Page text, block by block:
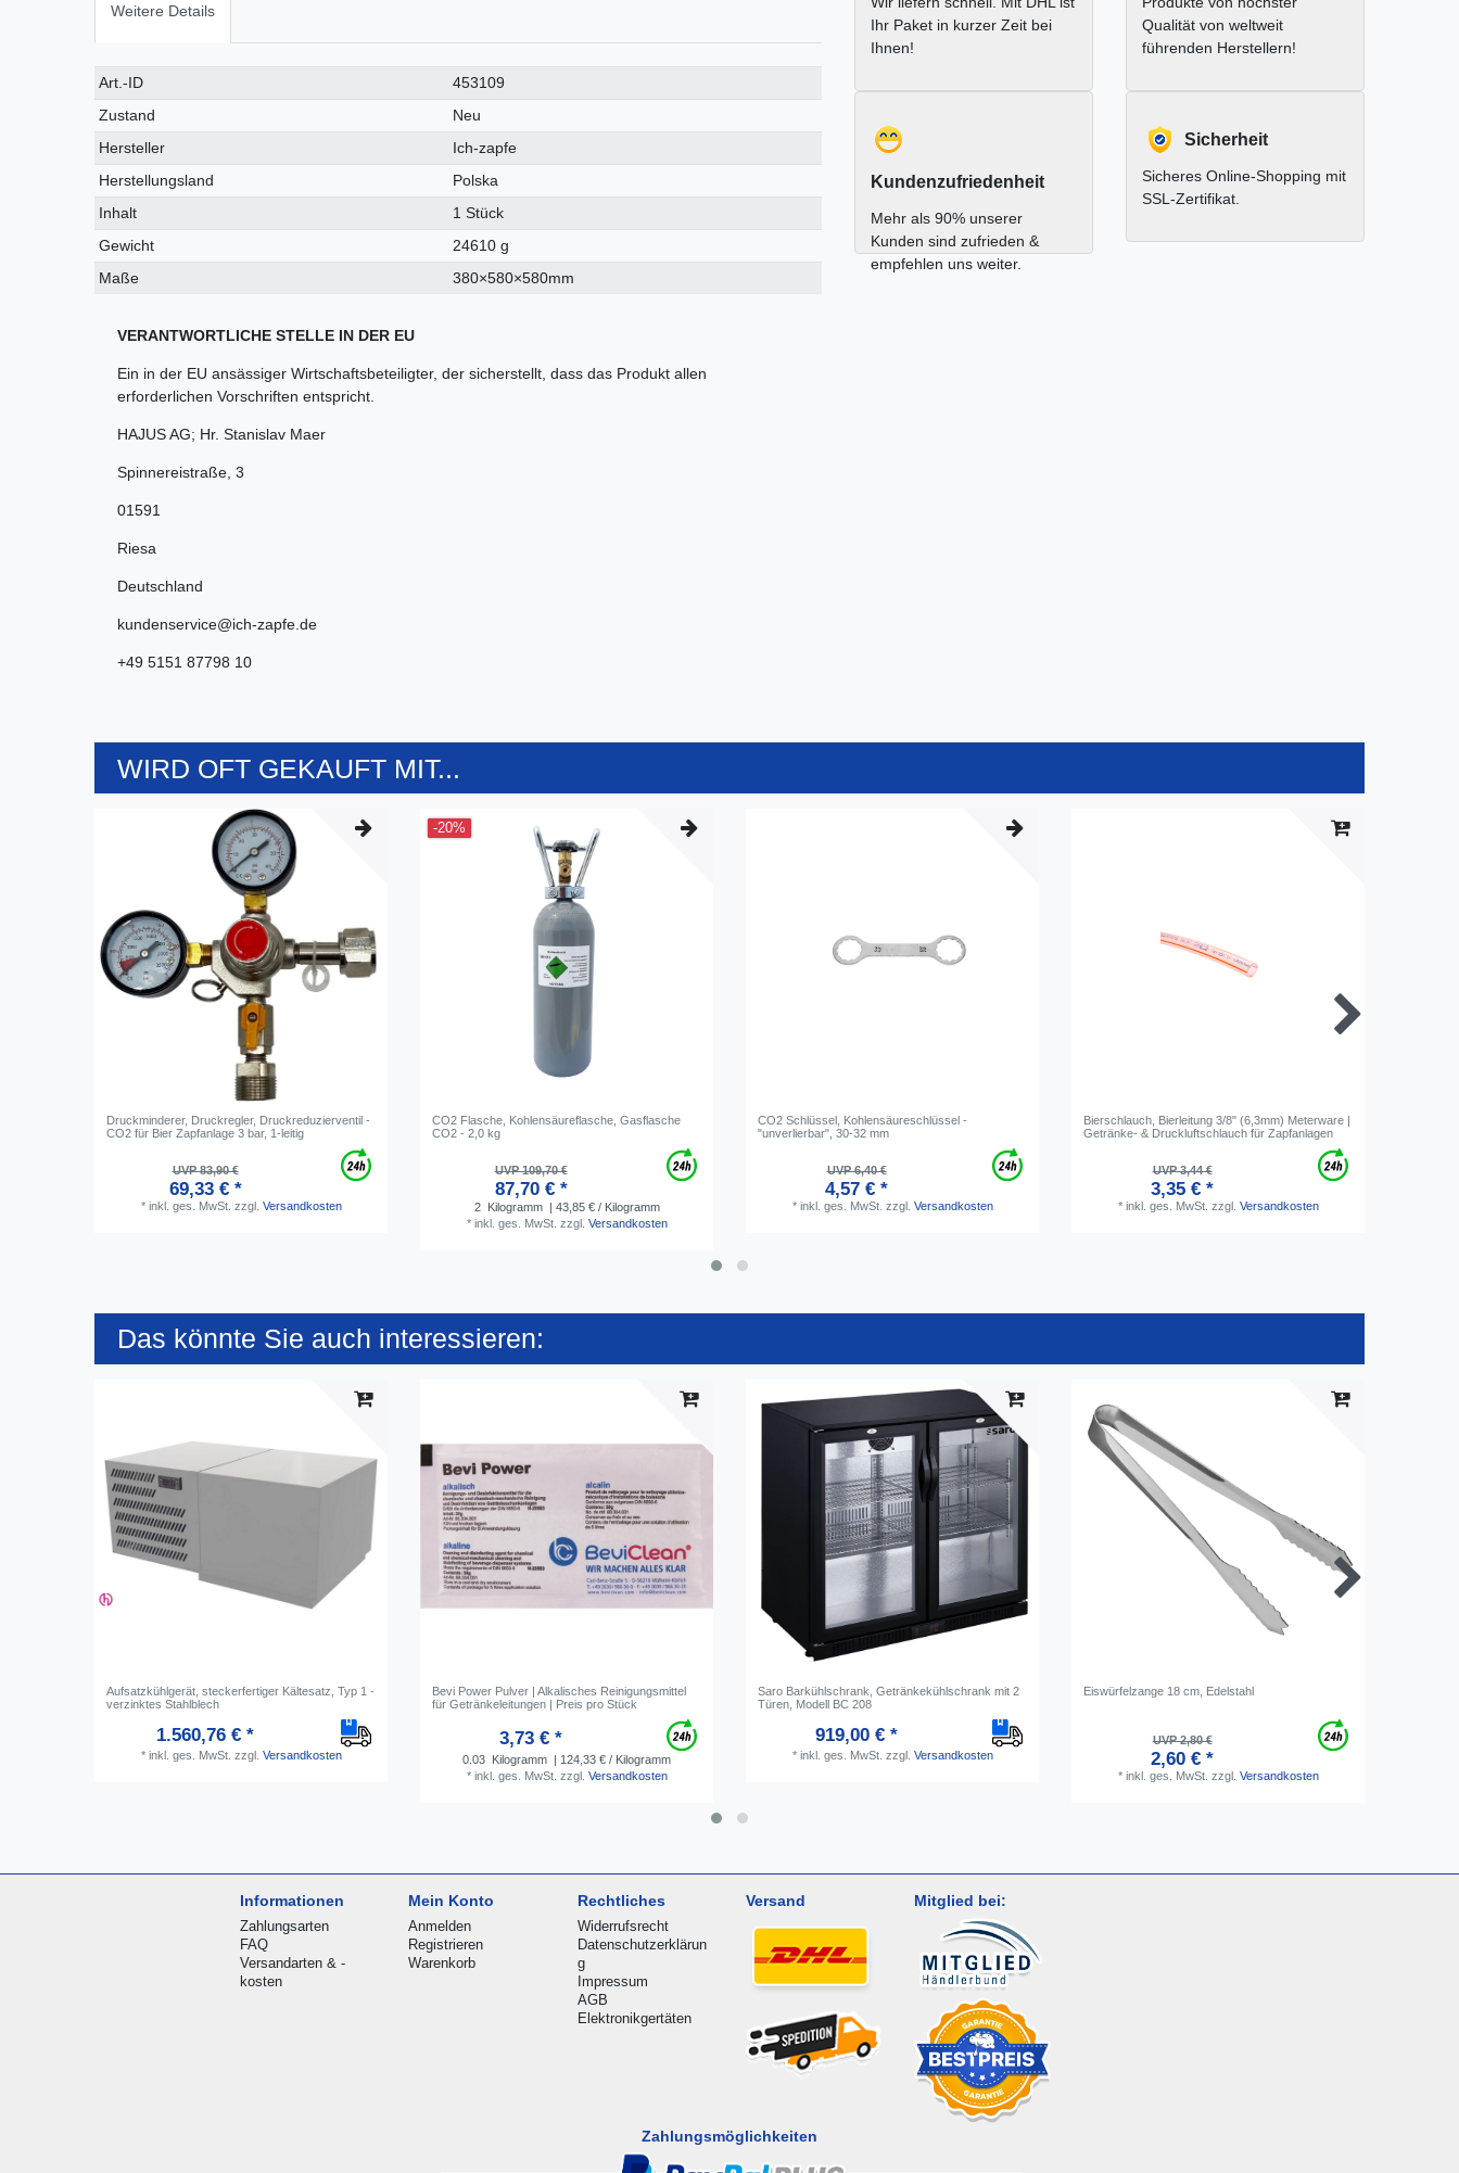
Weitere Details
Technisches
Merkmal
Wert
Art.-ID
453109
Zustand
Neu
Hersteller
Ich-zapfe
Herstellungsland
Polska
Inhalt
1 Stück
Gewicht
24610 g
Maße
380×580×580mm
VERANTWORTLICHE STELLE IN DER EU
Ein in der EU ansässiger Wirtschaftsbeteiligter, der sicherstellt, dass das Produkt allen
erforderlichen Vorschriften entspricht.
HAJUS AG; Hr. Stanislav Maer
Spinnereistraße 3
01591
Riesa
Deutschland
kundenservice@ich-zapfe.de
+49 5151 87798 10
Ihr Paket in kurzer Zeit bei
Ihnen!
Qualität von weltweit
führenden Herstellern!
Kundenzufriedenheit
Mehr als 90% unserer
Kunden sind zufrieden &
empfehlen uns weiter.
Sicherheit
Sicheres Online-Shopping mit
SSL-Zertifikat.
WIRD OFT GEKAUFT MIT...
Druckminderer, Druckregler, Druckreduzierventil -
CO2 für Bier Zapfanlage 3 bar, 1-leitig
UVP 83,90 €
69,33 € *
* inkl. ges. MwSt. zzgl. Versandkosten
-20%
CO2 Flasche, Kohlensäureflasche, Gasflasche
CO2 - 2,0 kg
UVP 109,70 €
87,70 € *
2 Kilogramm
| 43,85 € / Kilogramm
* inkl. ges. MwSt. zzgl. Versandkosten
CO2 Schlüssel, Kohlensäureschlüssel -
"unverlierbar", 30-32 mm
UVP 6,40 €
4,57 € *
* inkl. ges. MwSt. zzgl. Versandkosten
Bierschlauch, Bierleitung 3/8" (6,3mm) Meterware |
Getränke- & Druckluftschlauch für Zapfanlagen
UVP 3,44 €
3,35 € *
* inkl. ges. MwSt. zzgl. Versandkosten
Das könnte Sie auch interessieren:
Aufsatzkühlgerät, steckerfertiger Kältesatz, Typ 1 -
verzinktes Stahlblech
1.560,76 € *
* inkl. ges. MwSt. zzgl. Versandkosten
Bevi Power Pulver | Alkalisches Reinigungsmittel
für Getränkeleitungen | Preis pro Stück
3,73 € *
0.03 Kilogramm
| 124,33 € / Kilogramm
* inkl. ges. MwSt. zzgl. Versandkosten
Saro Barkühlschrank, Getränkekühlschrank mit 2
Türen, Modell BC 208
919,00 € *
* inkl. ges. MwSt. zzgl. Versandkosten
Eiswürfelzange 18 cm, Edelstahl
UVP 2,80 €
2,60 € *
* inkl. ges. MwSt. zzgl. Versandkosten
Informationen
Zahlungsarten
FAQ
Versandarten & -
kosten
Mein Konto
Anmelden
Registrieren
Warenkorb
Rechtliches
Widerrufsrecht
Datenschutzerklärun
g
Impressum
AGB
Elektronikgertäten
Versand Mitglied bei:
Zahlungsmöglichkeiten